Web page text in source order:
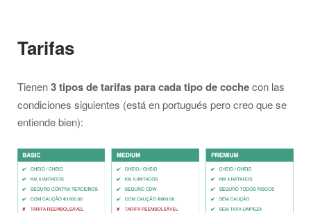
Tarifas
Tienen3 tipos de tarifas para cada tipo de cochecon las
condiciones siguientes (está en portugués pero creo que se
entiende bien):